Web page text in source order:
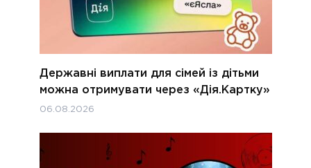
Державні виплати для сімей із дітьми
можна отримувати через «Дія.Картку»
06.08.2026